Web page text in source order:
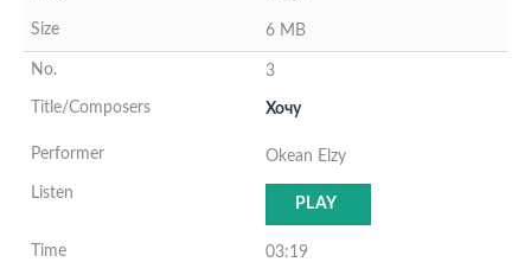
6 MB
3
Хочу
Okean Elzy
PLAY
03:19